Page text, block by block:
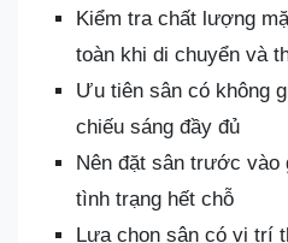
Kiểm tra chất lượng
toàn khi di chuyển và
Ưu tiên sân có không
chiếu sáng đầy đủ
Nên đặt sân trước vào
tình trạng hết chỗ
Lựa chọn sân có vị trí